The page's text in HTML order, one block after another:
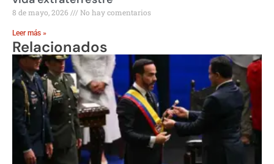
8 de mayo, 2026 No hay comentarios
Leer más »
Relacionados